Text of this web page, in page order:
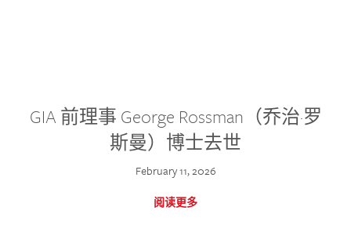
GIA 前理事 George Rossman（乔治·罗
斯曼）博士去世
February 11, 2026
阅读更多